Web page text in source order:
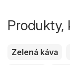
Produkty,
Zelená káva